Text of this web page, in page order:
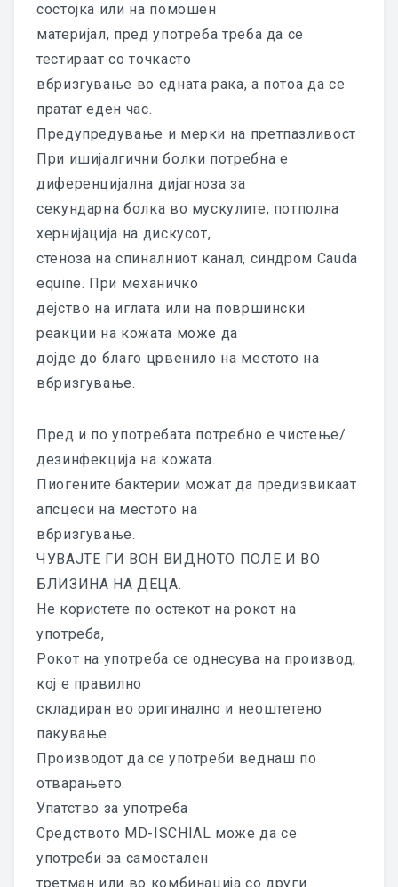
БРОШУРИ
ВИДЕО ПРЕЗЕНТАЦИИ
ВИДЕО АПЛИКАЦИИ НА КОЛАГЕН
КЛИНИЧКИ СТУДИИ
ГУНА БИОЛИФТИНГ
ПУБЛИКАЦИИ
ИСКУСТВА
КОНТАКТ
состојка или на помошен
материјал, пред употреба треба да се
тестираат со точкасто
вбризгување во едната рака, а потоа да се
пратат еден час.
Предупредување и мерки на претпазливост
При ишијалгични болки потребна е
диференцијална дијагноза за
секундарна болка во мускулите, потполна
хернијација на дискусот,
стеноза на спиналниот канал, синдром Cauda
equine. При механичко
дејство на иглата или на површински
реакции на кожата може да
дојде до благо црвенило на местото на
вбризгување.
Пред и по употребата потребно е чистење/
дезинфекција на кожата.
Пиогените бактерии можат да предизвикаат
апсцеси на местото на
вбризгување.
ЧУВАЈТЕ ГИ ВОН ВИДНОТО ПОЛЕ И ВО
БЛИЗИНА НА ДЕЦА.
Не користете по остекот на рокот на
употреба,
Рокот на употреба се однесува на производ,
кој е правилно
складиран во оригинално и неоштетено
пакување.
Производот да се употреби веднаш по
отварањето.
Упатство за употреба
Средството MD-ISCHIAL може да се
употреби за самостален
третман или во комбинација со други